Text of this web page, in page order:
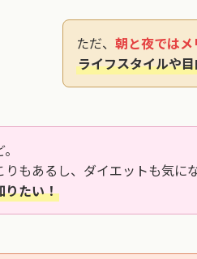
ただ、 朝と夜ではメ
ライフスタイルや
もあるし、ダイエットも気に
りたい！